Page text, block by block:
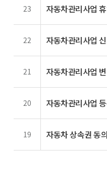
『안심상속』 원스톱 서비
환경재
23 자동차관리사업
22 자동차관리사업
21 자동차관리사업
20 자동차관리사업
19 자동차 상속권 동